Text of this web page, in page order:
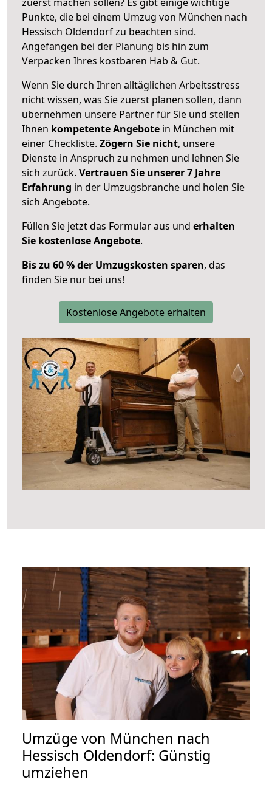
Punkte, die bei einem Umzug von München nach
Hessisch Oldendorf zu beachten sind.
Angefangen bei der Planung bis hin zum
Verpacken Ihres kostbaren Hab & Gut.
Wenn Sie durch Ihren alltäglichen Arbeitsstress
nicht wissen, was Sie zuerst planen sollen, dann
übernehmen unsere Partner für Sie und stellen
Ihnen kompetente Angebote in München mit
einer Checkliste. Zögern Sie nicht, unsere
Dienste in Anspruch zu nehmen und lehnen Sie
sich zurück. Vertrauen Sie unserer 7 Jahre
Erfahrung in der Umzugsbranche und holen Sie
sich Angebote.
Füllen Sie jetzt das Formular aus und erhalten
Sie kostenlose Angebote.
Bis zu 60 % der Umzugskosten sparen, das
finden Sie nur bei uns!
Kostenlose Angebote erhalten
Umzüge von München nach
Hessisch Oldendorf: Günstig
umziehen